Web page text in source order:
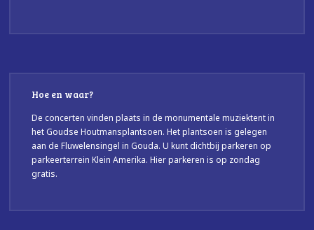
Hoe en waar?
De concerten vinden plaats in de monumentale muziektent in
het Goudse Houtmansplantsoen. Het plantsoen is gelegen
aan de Fluwelensingel in Gouda. U kunt dichtbij parkeren op
parkeerterrein Klein Amerika. Hier parkeren is op zondag
gratis.